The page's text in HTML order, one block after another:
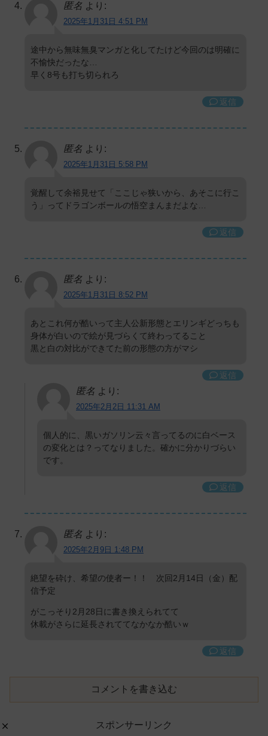
匿名 より:
2025年1月31日 4:51 PM
途中から無味無臭マンガと化してたけど今回のは明確に
不愉快だったな…
早く8号も打ち切られろ
返信
匿名 より:
2025年1月31日 5:58 PM
覚醒して余裕見せて「ここじゃ狭いから、あそこに行こ
う」ってドラゴンボールの悟空まんまだよな…
返信
匿名 より:
2025年1月31日 8:52 PM
あとこれ何が酷いって主人公新形態とエリンギどっちも
身体が白いので絵が見づらくて終わってること
黒と白の対比ができてた前の形態の方がマシ
返信
匿名 より:
2025年2月2日 11:31 AM
個人的に、黒いガソリン云々言ってるのに白ベース
の変化とは？ってなりました。確かに分かりづらい
です。
返信
匿名 より:
2025年2月9日 1:48 PM
絶望を砕け、希望の使者ー！！ 次回2月14日（金）配
信予定
がこっそり2月28日に書き換えられてて
休載がさらに延長されててなかなか酷いｗ
返信
コメントを書き込む
スポンサーリンク